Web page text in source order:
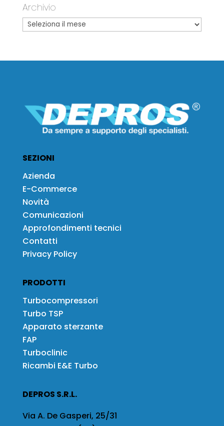
Archivio
SEZIONI
Azienda
E-Commerce
Novità
Comunicazioni
Approfondimenti tecnici
Contatti
Privacy Policy
PRODOTTI
Turbocompressori
Turbo TSP
Apparato sterzante
FAP
Turboclinic
Ricambi E&E Turbo
DEPROS S.R.L.
Via A. De Gasperi, 25/31